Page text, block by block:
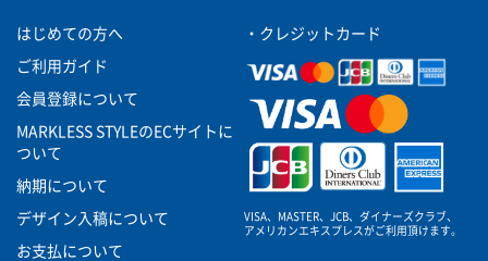
はじめての方へ
ご利用ガイド
会員登録について
MARKLESS STYLEのECサイトに
ついて
納期について
デザイン入稿について
お支払について
・クレジットカード
VISA、MASTER、JCB、ダイナーズクラブ、
アメリカンエキスプレスがご利用頂けます。